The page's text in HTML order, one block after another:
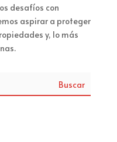
desafíos con
aspirar a proteger
y, lo más
Buscar